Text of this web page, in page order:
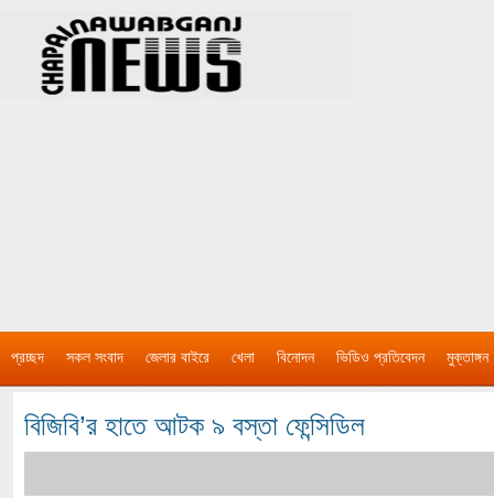
প্রচ্ছদ সকল সংবাদ জেলার বাইরে খেলা বিনোদন ভিডিও প্রতিবেদন মুক্তাঙ্গন
বিজিবি’র হাতে আটক ৯ বস্তা ফেন্সিডিল